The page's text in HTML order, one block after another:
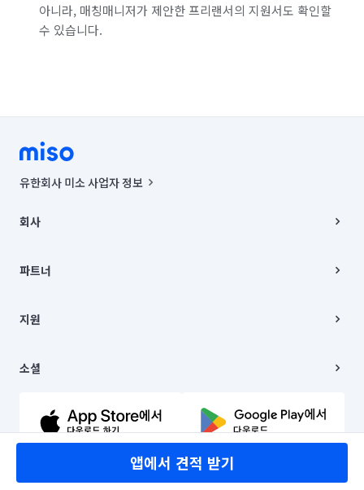
아니라, 매칭매니저가 제안한 프리랜서의 지원서도 확인할
수 있습니다.
앱에서 견적 받기
유한회사 미소 사업자 정보
00019 |
주소 | 본사: 서울특별시 종로구 율곡로 6(중학동, 트윈트리빌딩) B동 5층
컨택센터 : 서울특별시 종로구 수송동 율곡로 24, 7층, 8층 미소
상품, 상품정보, 거래에 관한 의무와 책임은 거래당사자에게 있습니다.
언론 보도 관련 문의:
© 유한회사 미소. Miso, Inc. All Rights Reserved.
회사
채용
파트너
이사
지원
이용약관
문의하기
소셜
유튜브